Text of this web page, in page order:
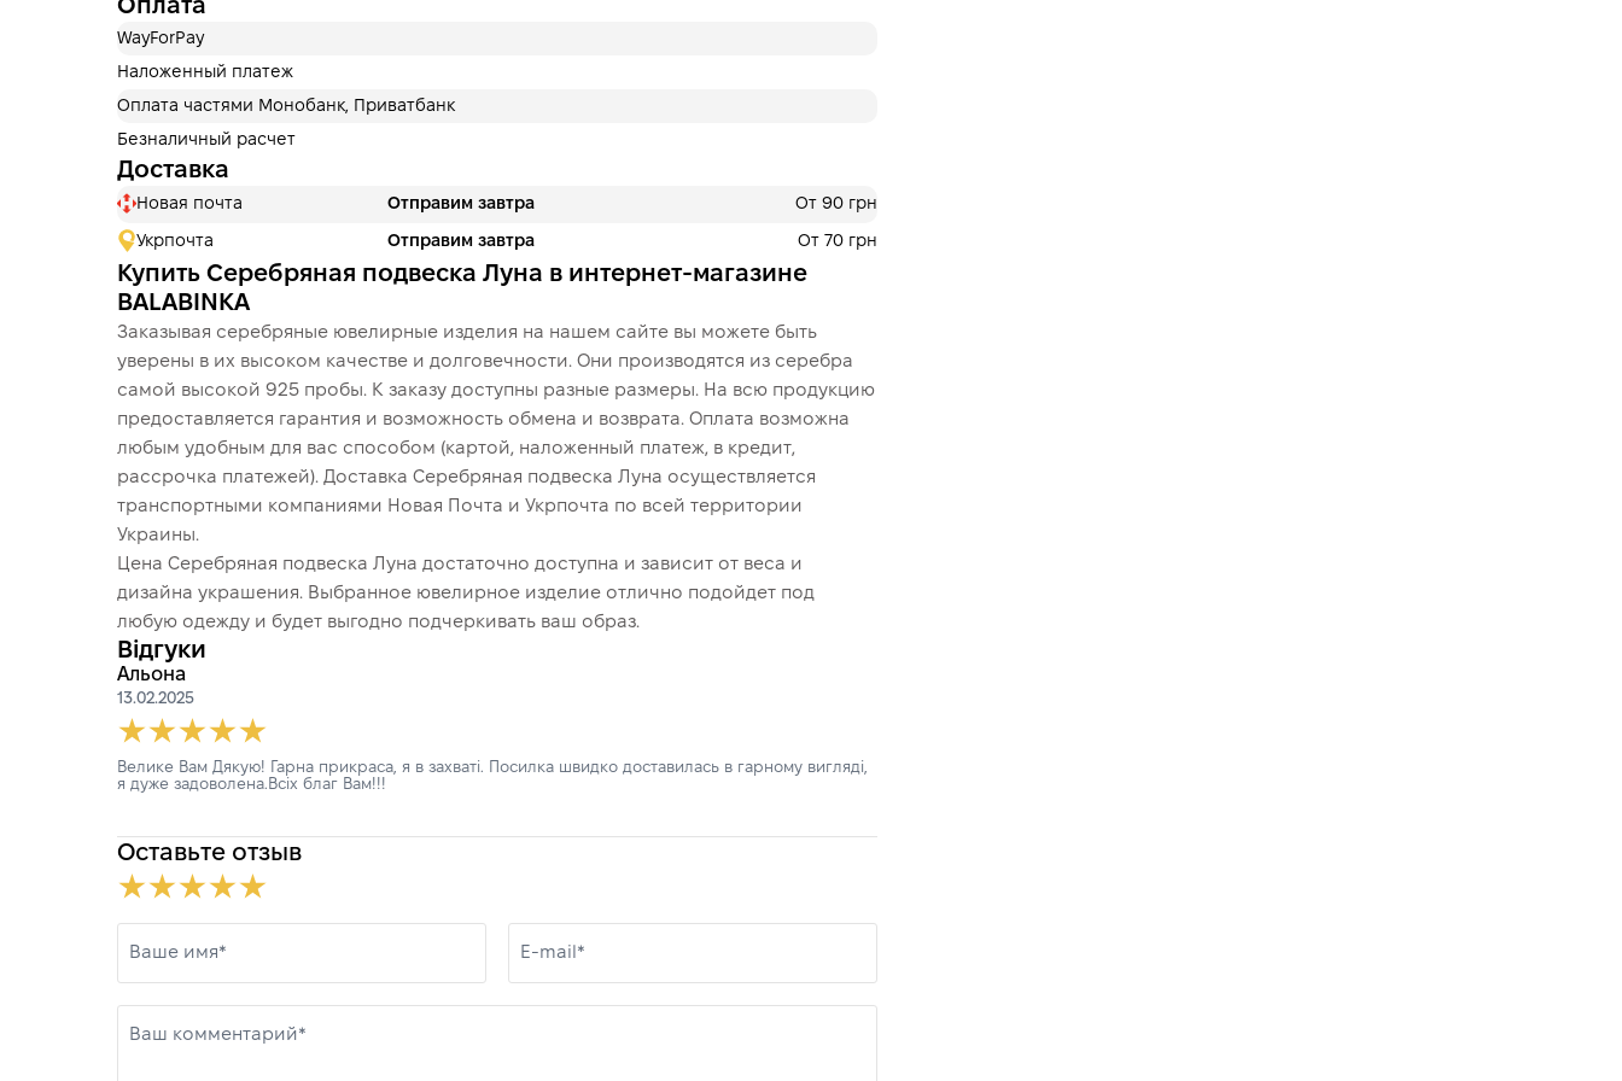
Оплата
WayForPay
Наложенный платеж
Оплата частями Монобанк, Приватбанк
Безналичный расчет
Доставка
Новая почта Отправим завтра От 90 грн
Укрпочта Отправим завтра От 70 грн
Купить Серебряная подвеска Луна в интернет-магазине
BALABINKA
Заказывая серебряные ювелирные изделия на нашем сайте вы можете быть
уверены в их высоком качестве и долговечности. Они производятся из серебра
самой высокой 925 пробы. К заказу доступны разные размеры. На всю продукцию
предоставляется гарантия и возможность обмена и возврата. Оплата возможна
любым удобным для вас способом (картой, наложенный платеж, в кредит,
рассрочка платежей). Доставка Серебряная подвеска Луна осуществляется
транспортными компаниями Новая Почта и Укрпочта по всей территории
Украины.
Цена Серебряная подвеска Луна достаточно доступна и зависит от веса и
дизайна украшения. Выбранное ювелирное изделие отлично подойдет под
любую одежду и будет выгодно подчеркивать ваш образ.
Відгуки
Альона
13.02.2025
Велике Вам Дякую! Гарна прикраса, я в захваті. Посилка швидко доставилась в гарному вигляді,
я дуже задоволена.Всіх благ Вам!!!
Оставьте отзыв
Ваше имя* E-mail*
Ваш комментарий*